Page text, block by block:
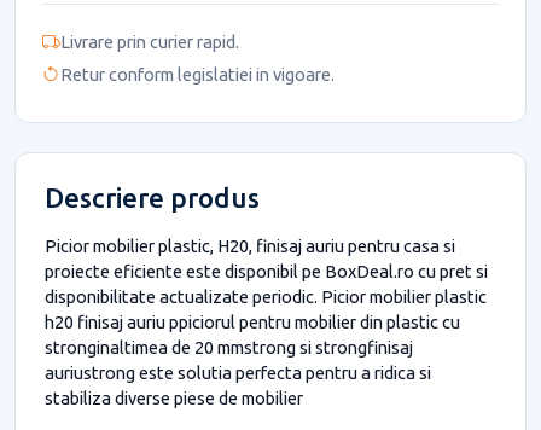
Livrare prin curier rapid.
Retur conform legislatiei in vigoare.
Descriere produs
Picior mobilier plastic, H20, finisaj auriu pentru casa si
proiecte eficiente este disponibil pe BoxDeal.ro cu pret si
disponibilitate actualizate periodic. Picior mobilier plastic
h20 finisaj auriu ppiciorul pentru mobilier din plastic cu
stronginaltimea de 20 mmstrong si strongfinisaj
auriustrong este solutia perfecta pentru a ridica si
stabiliza diverse piese de mobilier